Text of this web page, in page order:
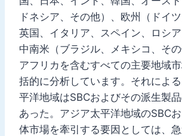
ドネシア、その他）、欧州（ドイツ
英国、イタリア、スペイン、ロシア
中南米（ブラジル、メキシコ、その
アフリカを含むすべての主要地域
括的に分析しています。それによ
平洋地域はSBCおよびその派生製
あった。アジア太平洋地域のSBC
体市場を牽引する要因としては、急